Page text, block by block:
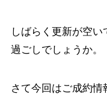
しばらく更新が空
過ごしでしょうか。
さて今回はご成約情